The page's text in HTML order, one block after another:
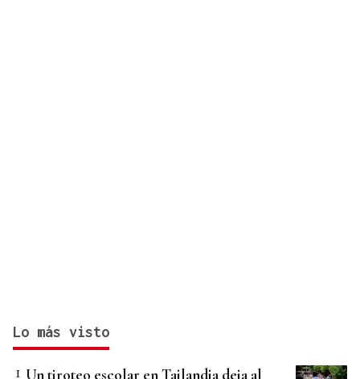
Lo más visto
Un tiroteo escolar en Tailandia deja al